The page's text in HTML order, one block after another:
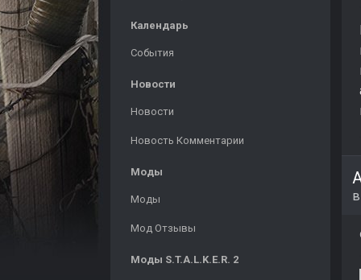
Календарь
События
Новости
Новости
Новость Комментарии
Моды
Моды
Мод Отзывы
Моды S.T.A.L.K.E.R. 2